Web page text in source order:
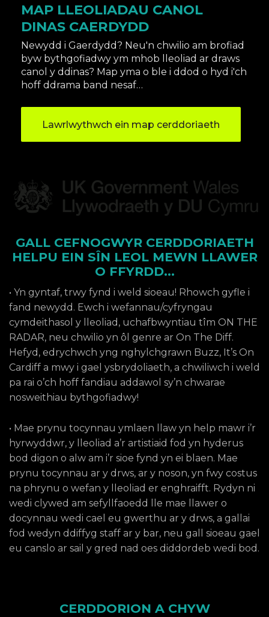
MAP LLEOLIADAU CANOL
DINAS CAERDYDD
Newydd i Gaerdydd? Neu'n chwilio am brofiad
byw bythgofiadwy ym mhob lleoliad ar draws
canol y ddinas? Map yma o ble i ddod o hyd i'ch
hoff ddrama band nesaf…
Lawrlwythwch ein map cerddoriaeth
GALL CEFNOGWYR CERDDORIAETH
HELPU EIN SÎN LEOL MEWN LLAWER
O FFYRDD…
• Yn gyntaf, trwy fynd i weld sioeau! Rhowch gyfle i
fand newydd. Ewch i wefannau/cyfryngau
cymdeithasol y lleoliad, uchafbwyntiau tîm ON THE
RADAR, neu chwilio yn ôl genre ar On The Diff.
Hefyd, edrychwch yng nghylchgrawn Buzz, It’s On
Cardiff a mwy i gael ysbrydoliaeth, a chwiliwch i weld
pa rai o’ch hoff fandiau addawol sy’n chwarae
nosweithiau bythgofiadwy!
• Mae prynu tocynnau ymlaen llaw yn help mawr i’r
hyrwyddwr, y lleoliad a’r artistiaid fod yn hyderus
bod digon o alw am i’r sioe fynd yn ei blaen. Mae
prynu tocynnau ar y drws, ar y noson, yn fwy costus
na phrynu o wefan y lleoliad er enghraifft. Rydyn ni
wedi clywed am sefyllfaoedd lle mae llawer o
docynnau wedi cael eu gwerthu ar y drws, a gallai
fod wedyn ddiffyg staff ar y bar, neu gall sioeau gael
eu canslo ar sail y gred nad oes diddordeb wedi bod.
CERDDORION A CHYW